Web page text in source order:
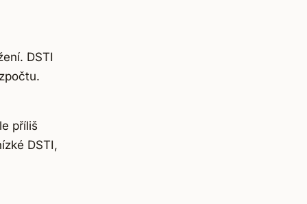
DSTI
příliš
DSTI,